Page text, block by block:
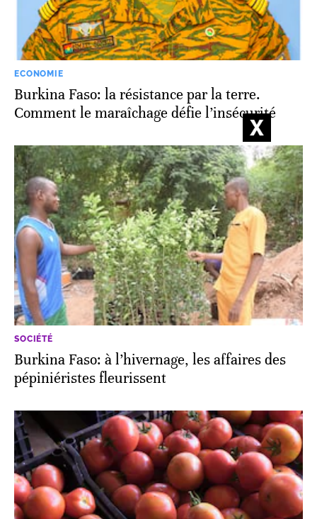
ECONOMIE
Burkina Faso: la résistance par la terre.
Comment le maraîchage défie l’insécurité
SOCIÉTÉ
Burkina Faso: à l’hivernage, les affaires des
pépiniéristes fleurissent